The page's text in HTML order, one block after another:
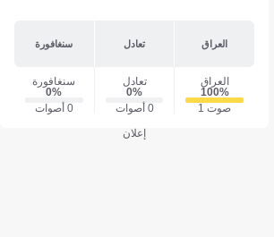
العراق تعادل سنغافورة
العراق
100‎%‎
صوت 1
تعادل
0‎%‎
0 أصوات
سنغافورة
0‎%‎
0 أصوات
إعلان